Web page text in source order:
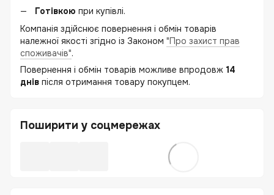
Готівкою при купівлі.
Компанія здійснює повернення і обмін товарів
належної якості згідно із Законом "Про захист прав
споживачів".
Повернення і обмін товарів можливе впродовж 14
днів після отримання товару покупцем.
Поширити у соцмережах